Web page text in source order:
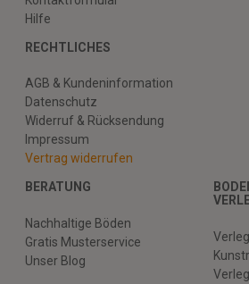
Hilfe
RECHTLICHES
AGB & Kundeninformation
Datenschutz
Widerruf & Rücksendung
Impressum
Vertrag widerrufen
BERATUNG
Nachhaltige Böden
Gratis Musterservice
Unser Blog